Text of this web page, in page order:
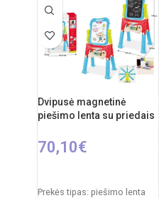
Rekomenduojamas amžius:
nuo 3 metų
Dvipusė magnetinė
piešimo lenta su priedais
70,10€
Prekės tipas: piešimo lenta